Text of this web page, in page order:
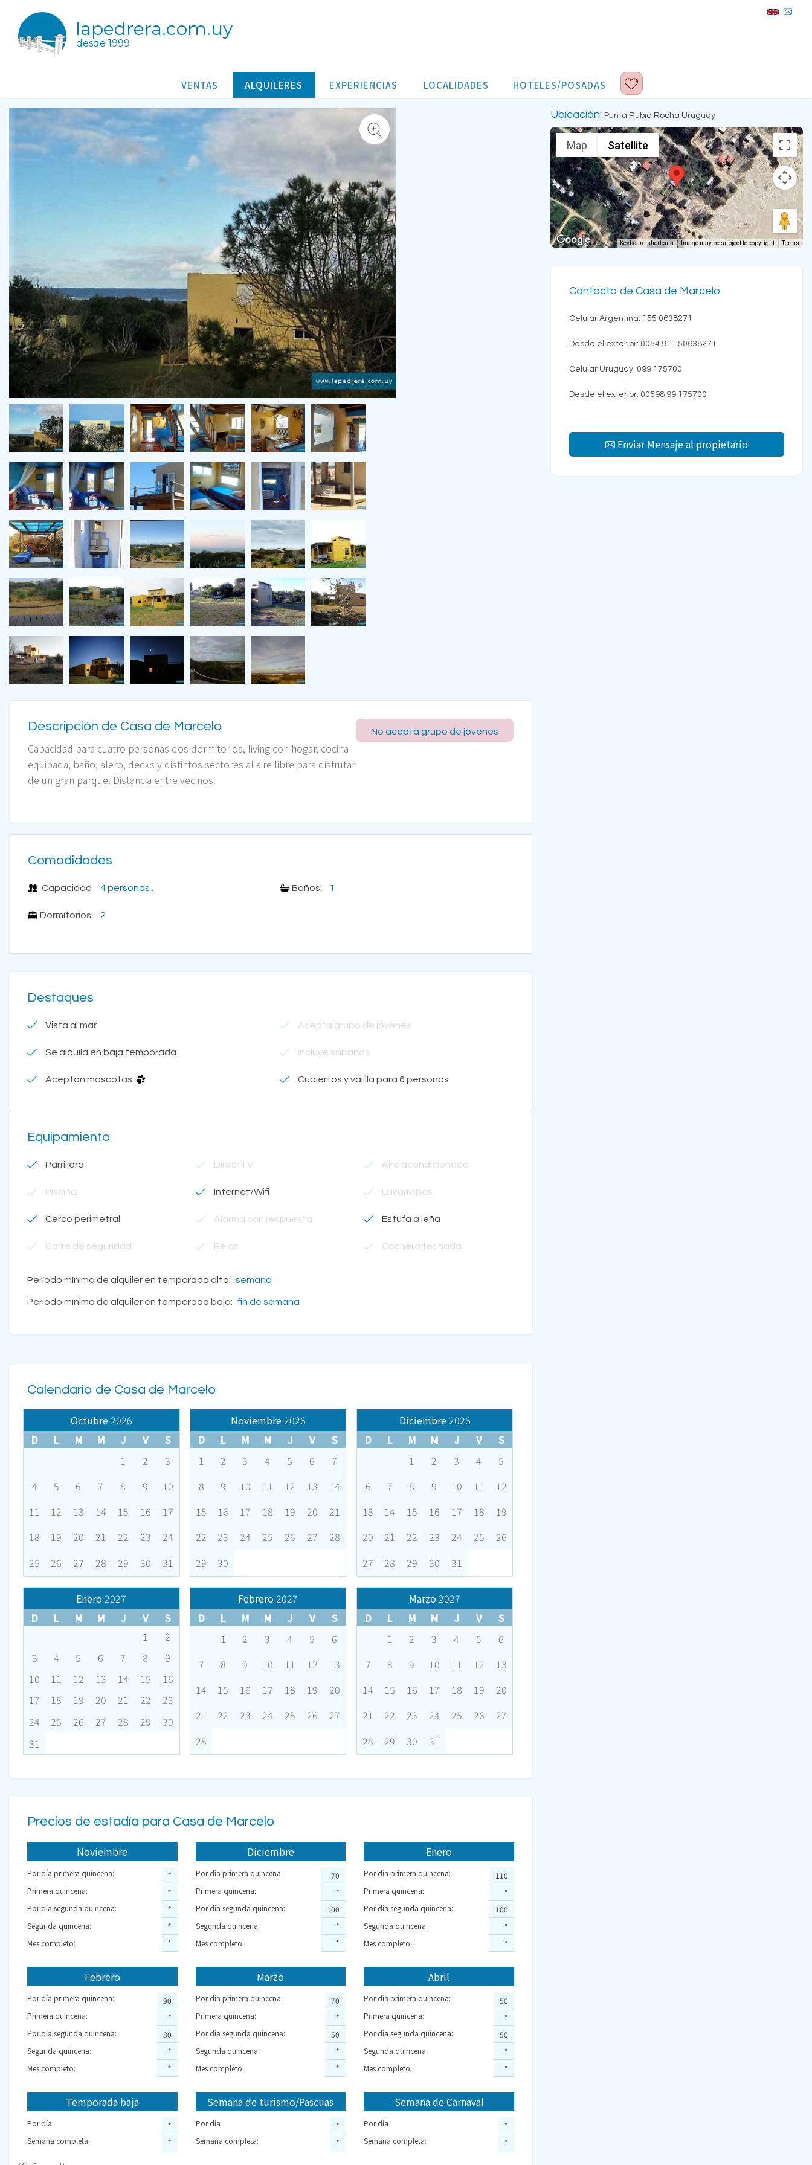
lapedrera.com.uy
desde 1999
VENTAS ALQUILERES EXPERIENCIAS LOCALIDADES HOTELES/POSADAS
Casa de Marcelo
No acepta grupo de jóvenes
Descripción de Casa de Marcelo
Capacidad para cuatro personas dos dormitorios, living con hogar, cocina
equipada, baño, alero, decks y distintos sectores al aire libre para disfrutar
de un gran parque. Distancia entre vecinos.
Comodidades
Capacidad
Dormitorios:
4 personas .
2
Baños: 1
Destaques
Vista al mar
Se alquila en baja temporada
Aceptan mascotas
Acepta grupo de jóvenes
Incluye sábanas
Cubiertos y vajilla para 6 personas
Equipamiento
Parrillero
Piscina
Cerco perimetral
Cofre de seguridad
DirectTV
Internet/Wifi
Alarma con respuesta
Rejas
Aire acondicionado
Lavarropas
Estufa a leña
Cochera techada
Período mínimo de alquiler en temporada alta: semana
Período mínimo de alquiler en temporada baja: fin de semana
Calendario de Casa de Marcelo
Octubre2026
D
L M M J V
S
1
2
3
4
5 6 7 8 9
10
11
12 13 14 15 16
17
18
19 20 21 22 23
24
25
26 27 28 29 30 31
Noviembre2026
D
L M M J V
S
1
2 3 4 5 6
7
8
9 10 11 12 13
14
15
16 17 18 19 20
21
22
23 24 25 26 27
28
29
30
Diciembre2026
D
L M M J V
S
1
2 3 4
5
6
7 8 9 10 11
12
13
14 15 16 17 18
19
20
21 22 23 24 25
26
27
28 29 30 31
Enero2027
D
L M M J V
S
1
2
3
4 5 6 7 8
9
10
11 12 13 14 15
16
17
18 19 20 21 22
23
24
25 26 27 28 29
30
31
Febrero2027
D
L M M J V
S
1
2 3 4 5
6
7
8 9 10 11 12
13
14
15 16 17 18 19
20
21
22 23 24 25 26
27
28
Marzo2027
D
L M M J V
S
1
2 3 4 5
6
7
8 9 10 11 12
13
14
15 16 17 18 19
20
21
22 23 24 25 26
27
28
29 30 31
Precios de estadía para Casa de Marcelo
Noviembre
Por día primera quincena:
Primera quincena:
Por día segunda quincena:
Segunda quincena:
Mes completo:
*
*
*
*
*
Diciembre
Por día primera quincena:
Primera quincena:
Por día segunda quincena:
Segunda quincena:
Mes completo:
70
*
100
*
*
Enero
Por día primera quincena:
Primera quincena:
Por día segunda quincena:
Segunda quincena:
Mes completo:
110
*
100
*
*
Febrero
Por día primera quincena:
Primera quincena:
Por día segunda quincena:
Segunda quincena:
Mes completo:
90
*
80
*
*
Marzo
Por día primera quincena:
Primera quincena:
Por día segunda quincena:
Segunda quincena:
Mes completo:
70
*
50
*
*
Abril
Por día primera quincena:
Primera quincena:
Por día segunda quincena:
Segunda quincena:
Mes completo:
50
*
50
*
*
Temporada baja
Por día
Semana completa:
*
*
Semana de turismo/Pascuas
Por día
Semana completa:
*
*
Semana de Carnaval
Por día
Semana completa:
*
*
Ubicación: Punta Rubia Rocha Uruguay
Map Satellite
Keyboard shortcuts Image may be subject to copyright Terms
Contacto de Casa de Marcelo
Celular Argentina: 155 0638271
Desde el exterior: 0054 911 50638271
Celular Uruguay: 099 175700
Desde el exterior: 00598 99 175700
Enviar Mensaje al propietario